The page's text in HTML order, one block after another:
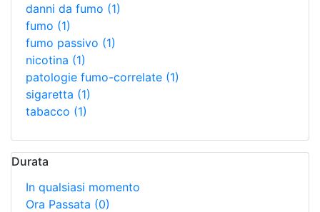
danni da fumo (1)
fumo (1)
fumo passivo (1)
nicotina (1)
patologie fumo-correlate (1)
sigaretta (1)
tabacco (1)
Durata
In qualsiasi momento
Ora Passata (0)